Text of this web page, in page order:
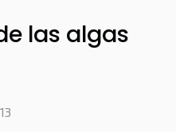
las algas